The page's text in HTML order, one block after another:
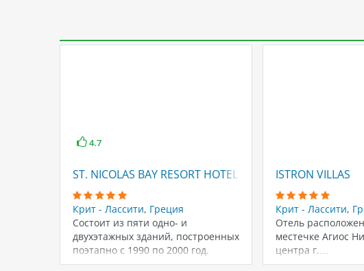
4.7
ST. NICOLAS BAY RESORT HOTEL & VILLAS
Крит - Лассити, Греция
Состоит из пяти одно- и
двухэтажных зданий, построенных
поэтапно с 1990 по 2000 год.
Последняя…
ISTRON VILLAS
Крит - Лассити,
Отель
местечке Агиос
центра г.…